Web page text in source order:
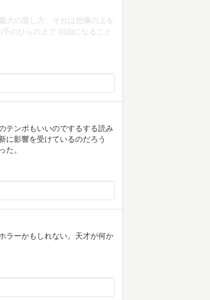
大の愛し方、それは想像の上を
のひらの上で 自由になること
テンポもいいのでするする読み
に影響を受けているのだろう
た。
ラーかもしれない。天才が何か